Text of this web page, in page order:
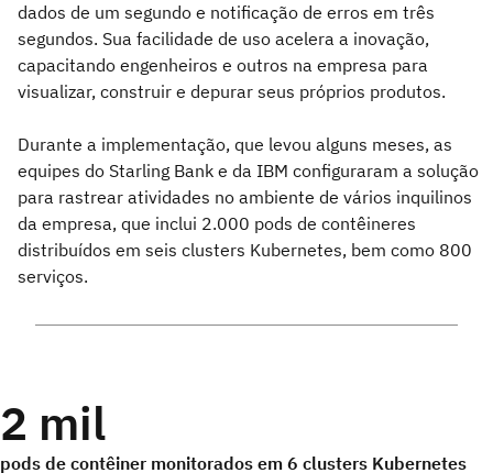
dados de um segundo e notificação de erros em três
segundos. Sua facilidade de uso acelera a inovação,
capacitando engenheiros e outros na empresa para
visualizar, construir e depurar seus próprios produtos.
Durante a implementação, que levou alguns meses, as
equipes do Starling Bank e da IBM configuraram a solução
para rastrear atividades no ambiente de vários inquilinos
da empresa, que inclui 2.000 pods de contêineres
distribuídos em seis clusters Kubernetes, bem como 800
serviços.
2 mil
pods de contêiner monitorados em 6 clusters Kubernetes